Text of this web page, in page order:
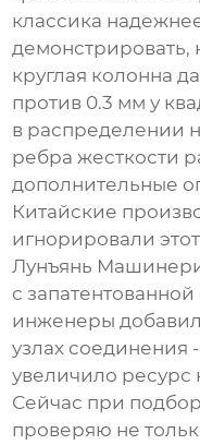
классика
демонстрировать,
круглая колонна
против 0.3 мм у
в распределении
ребра жесткости
дополнительные
Китайские
игнорировали
Лунъянь
с
инженеры
узлах соединения
увеличило ресурс
Сейчас при
проверяю не